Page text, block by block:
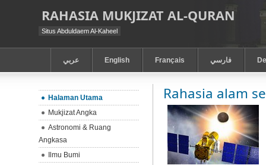
RAHASIA MUKJIZAT AL-QURAN
Situs Abduldaem Al-Kaheel
عربي English Français فارسي
Rahasia alam
Halaman Utama
Mukjizat Angka
Astronomi & Ruang
Angkasa
Ilmu Bumi